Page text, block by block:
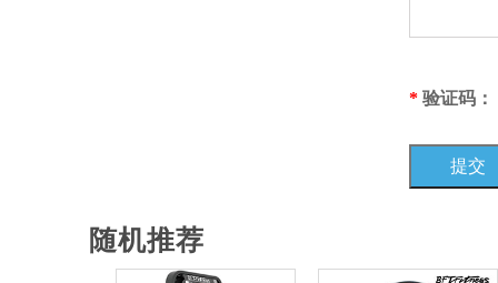
* 验证码：
随机推荐